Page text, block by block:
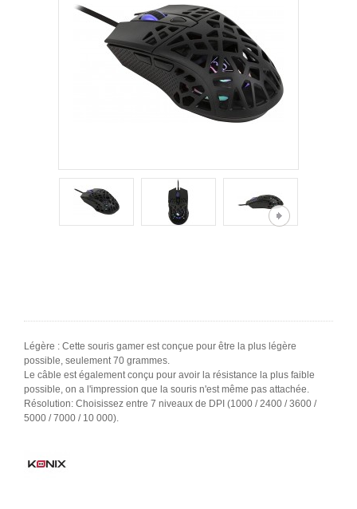
Légère : Cette souris gamer est conçue pour être la plus légère
possible, seulement 70 grammes.
Le câble est également conçu pour avoir la résistance la plus faible
possible, on a l'impression que la souris n'est même pas attachée.
Résolution: Choisissez entre 7 niveaux de DPI (1000 / 2400 / 3600 /
5000 / 7000 / 10 000).